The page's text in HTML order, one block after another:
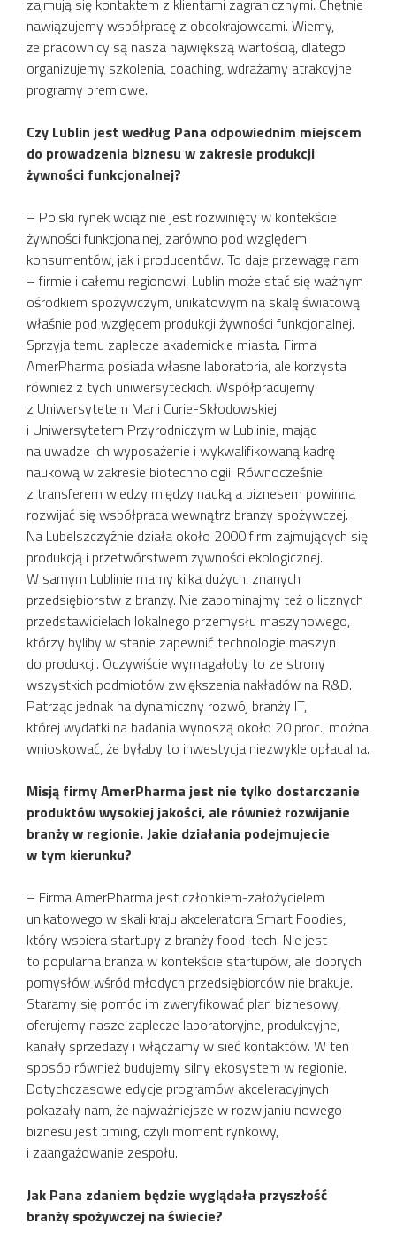
zajmują się kontaktem z klientami zagranicznymi. Chętnie
nawiązujemy współpracę z obcokrajowcami. Wiemy,
że pracownicy są nasza największą wartością, dlatego
organizujemy szkolenia, coaching, wdrażamy atrakcyjne
programy premiowe.
Czy Lublin jest według Pana odpowiednim miejscem
do prowadzenia biznesu w zakresie produkcji
żywności funkcjonalnej?
– Polski rynek wciąż nie jest rozwinięty w kontekście
żywności funkcjonalnej, zarówno pod względem
konsumentów, jak i producentów. To daje przewagę nam
– firmie i całemu regionowi. Lublin może stać się ważnym
ośrodkiem spożywczym, unikatowym na skalę światową
właśnie pod względem produkcji żywności funkcjonalnej.
Sprzyja temu zaplecze akademickie miasta. Firma
AmerPharma posiada własne laboratoria, ale korzysta
również z tych uniwersyteckich. Współpracujemy
z Uniwersytetem Marii Curie-Skłodowskiej
i Uniwersytetem Przyrodniczym w Lublinie, mając
na uwadze ich wyposażenie i wykwalifikowaną kadrę
naukową w zakresie biotechnologii. Równocześnie
z transferem wiedzy między nauką a biznesem powinna
rozwijać się współpraca wewnątrz branży spożywczej.
Na Lubelszczyźnie działa około 2000 firm zajmujących się
produkcją i przetwórstwem żywności ekologicznej.
W samym Lublinie mamy kilka dużych, znanych
przedsiębiorstw z branży. Nie zapominajmy też o licznych
przedstawicielach lokalnego przemysłu maszynowego,
którzy byliby w stanie zapewnić technologie maszyn
do produkcji. Oczywiście wymagałoby to ze strony
wszystkich podmiotów zwiększenia nakładów na R&D.
Patrząc jednak na dynamiczny rozwój branży IT,
której wydatki na badania wynoszą około 20 proc., można
wnioskować, że byłaby to inwestycja niezwykle opłacalna.
Misją firmy AmerPharma jest nie tylko dostarczanie
produktów wysokiej jakości, ale również rozwijanie
branży w regionie. Jakie działania podejmujecie
w tym kierunku?
– Firma AmerPharma jest członkiem-założycielem
unikatowego w skali kraju akceleratora Smart Foodies,
który wspiera startupy z branży food-tech. Nie jest
to popularna branża w kontekście startupów, ale dobrych
pomysłów wśród młodych przedsiębiorców nie brakuje.
Staramy się pomóc im zweryfikować plan biznesowy,
oferujemy nasze zaplecze laboratoryjne, produkcyjne,
kanały sprzedaży i włączamy w sieć kontaktów. W ten
sposób również budujemy silny ekosystem w regionie.
Dotychczasowe edycje programów akceleracyjnych
pokazały nam, że najważniejsze w rozwijaniu nowego
biznesu jest timing, czyli moment rynkowy,
i zaangażowanie zespołu.
Jak Pana zdaniem będzie wyglądała przyszłość
branży spożywczej na świecie?